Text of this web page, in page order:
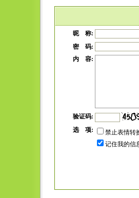
昵 称:
密 码:
内 容:
验证码:
选 项:
禁止表情转
记住我的信